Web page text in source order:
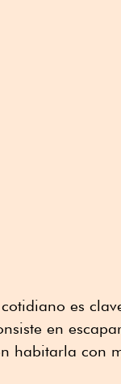
es
en
habitarla con